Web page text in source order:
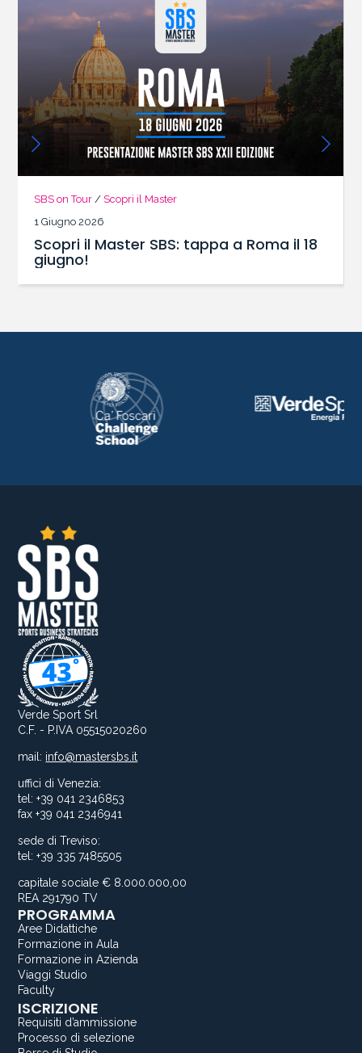
SBS on Tour / Scopri il Master
1 Giugno 2026
Scopri il Master SBS: tappa a Roma il 18
giugno!
Verde Sport Srl
C.F. - P.IVA 05515020260
mail: info@mastersbs.it
uffici di Venezia:
tel: +39 041 2346853
fax +39 041 2346941
sede di Treviso:
tel: +39 335 7485505
capitale sociale € 8.000.000,00
REA 291790 TV
PROGRAMMA
Aree Didattiche
Formazione in Aula
Formazione in Azienda
Viaggi Studio
Faculty
ISCRIZIONE
Requisiti d’ammissione
Processo di selezione